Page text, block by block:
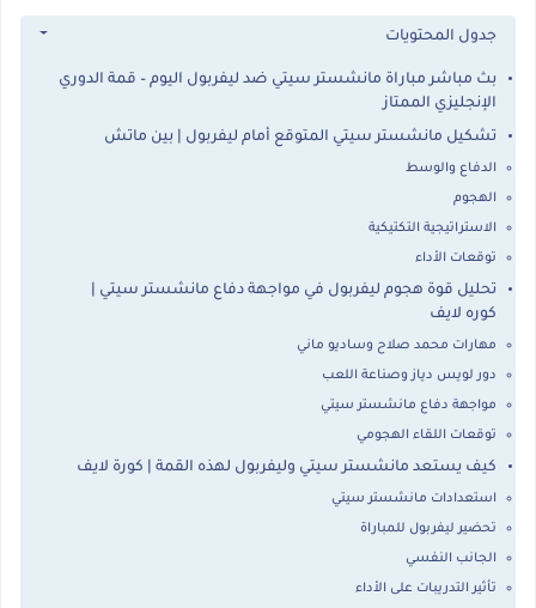
جدول المحتويات
بث مباشر مباراة مانشستر سيتي ضد ليفربول اليوم – قمة الدوري
الإنجليزي الممتاز
تشكيل مانشستر سيتي المتوقع أمام ليفربول | بين ماتش
الدفاع والوسط
الهجوم
الاستراتيجية التكتيكية
توقعات الأداء
تحليل قوة هجوم ليفربول في مواجهة دفاع مانشستر سيتي |
كوره لايف
مهارات محمد صلاح وساديو ماني
دور لويس دياز وصناعة اللعب
مواجهة دفاع مانشستر سيتي
توقعات اللقاء الهجومي
كيف يستعد مانشستر سيتي وليفربول لهذه القمة | كورة لايف
استعدادات مانشستر سيتي
تحضير ليفربول للمباراة
الجانب النفسي
تأثير التدريبات على الأداء